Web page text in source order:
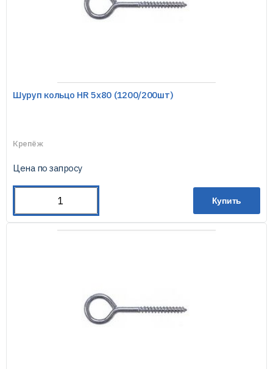
Шуруп кольцо HR 5х80 (1200/200шт)
Крепёж
Цена по запросу
Купить